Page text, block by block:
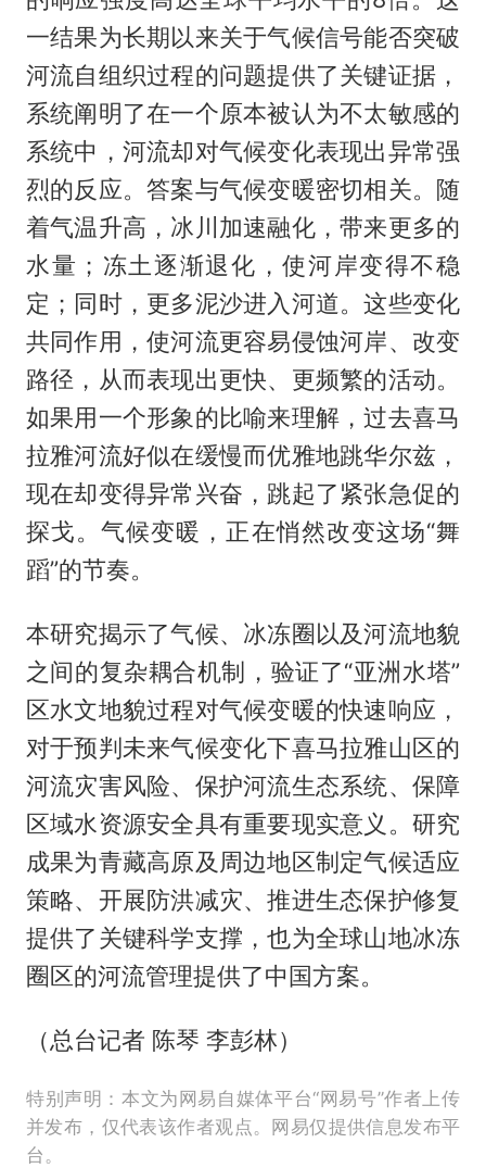
一结果为长期以来关于气候信号能否突破
河流自组织过程的问题提供了关键证据，
系统阐明了在一个原本被认为不太敏感的
系统中，河流却对气候变化表现出异常强
烈的反应。答案与气候变暖密切相关。随
着气温升高，冰川加速融化，带来更多的
水量；冻土逐渐退化，使河岸变得不稳
定；同时，更多泥沙进入河道。这些变化
共同作用，使河流更容易侵蚀河岸、改变
路径，从而表现出更快、更频繁的活动。
如果用一个形象的比喻来理解，过去喜马
拉雅河流好似在缓慢而优雅地跳华尔兹，
现在却变得异常兴奋，跳起了紧张急促的
探戈。气候变暖，正在悄然改变这场“舞
蹈”的节奏。
本研究揭示了气候、冰冻圈以及河流地貌
之间的复杂耦合机制，验证了“亚洲水塔”
区水文地貌过程对气候变暖的快速响应，
对于预判未来气候变化下喜马拉雅山区的
河流灾害风险、保护河流生态系统、保障
区域水资源安全具有重要现实意义。研究
成果为青藏高原及周边地区制定气候适应
策略、开展防洪减灾、推进生态保护修复
提供了关键科学支撑，也为全球山地冰冻
圈区的河流管理提供了中国方案。
（总台记者 陈琴 李彭林）
特别声明：本文为网易自媒体平台“网易号”作者上传
并发布，仅代表该作者观点。网易仅提供信息发布平
台。